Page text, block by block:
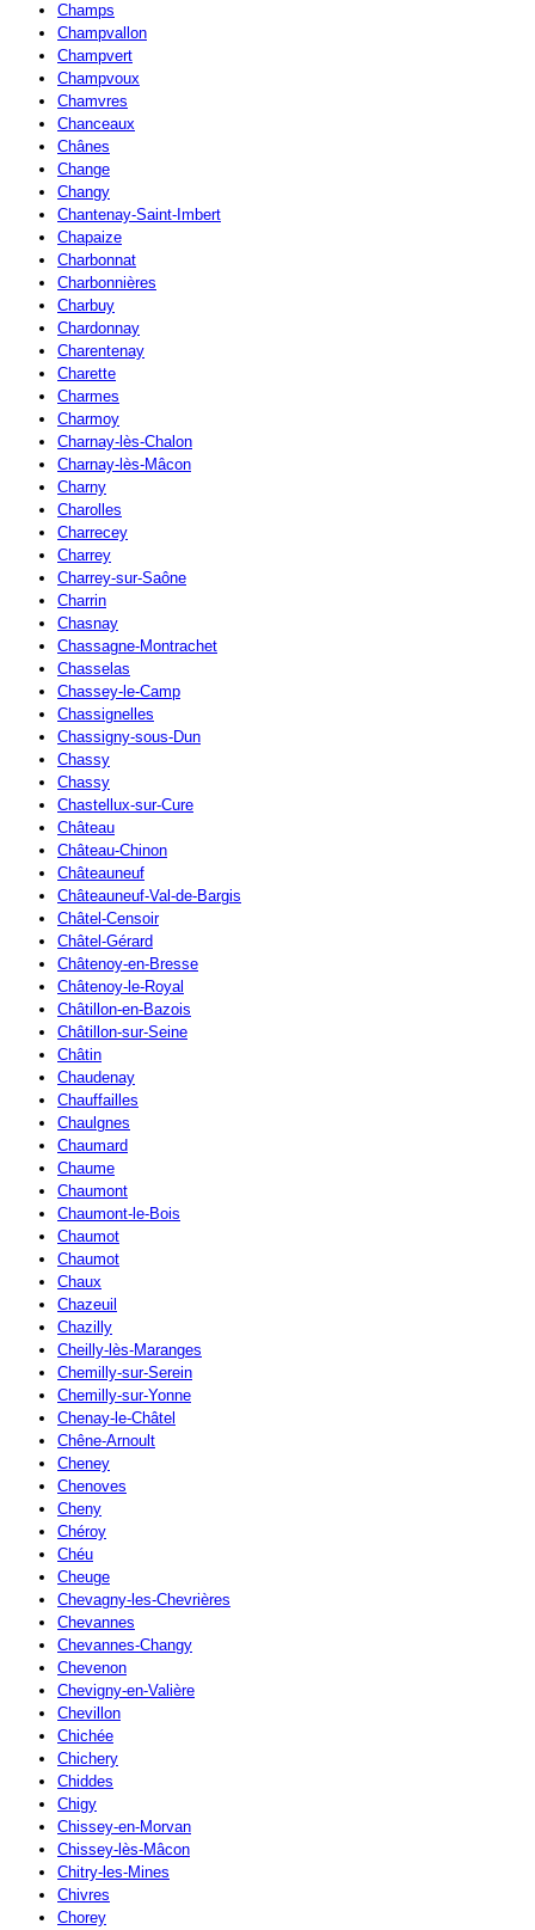
Champs
Champvallon
Champvert
Champvoux
Chamvres
Chanceaux
Chânes
Change
Changy
Chantenay-Saint-Imbert
Chapaize
Charbonnat
Charbonnières
Charbuy
Chardonnay
Charentenay
Charette
Charmes
Charmoy
Charnay-lès-Chalon
Charnay-lès-Mâcon
Charny
Charolles
Charrecey
Charrey
Charrey-sur-Saône
Charrin
Chasnay
Chassagne-Montrachet
Chasselas
Chassey-le-Camp
Chassignelles
Chassigny-sous-Dun
Chassy
Chassy
Chastellux-sur-Cure
Château
Château-Chinon
Châteauneuf
Châteauneuf-Val-de-Bargis
Châtel-Censoir
Châtel-Gérard
Châtenoy-en-Bresse
Châtenoy-le-Royal
Châtillon-en-Bazois
Châtillon-sur-Seine
Châtin
Chaudenay
Chauffailles
Chaulgnes
Chaumard
Chaume
Chaumont
Chaumont-le-Bois
Chaumot
Chaumot
Chaux
Chazeuil
Chazilly
Cheilly-lès-Maranges
Chemilly-sur-Serein
Chemilly-sur-Yonne
Chenay-le-Châtel
Chêne-Arnoult
Cheney
Chenoves
Cheny
Chéroy
Chéu
Cheuge
Chevagny-les-Chevrières
Chevannes
Chevannes-Changy
Chevenon
Chevigny-en-Valière
Chevillon
Chichée
Chichery
Chiddes
Chigy
Chissey-en-Morvan
Chissey-lès-Mâcon
Chitry-les-Mines
Chivres
Chorey